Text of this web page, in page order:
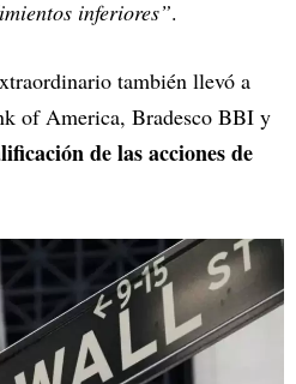
inferiores”.
también llevó a
of America, Bradesco BBI y
de las acciones de